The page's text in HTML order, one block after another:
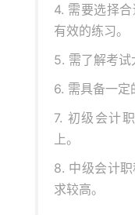
4. 需要选择
有效的练习。
5. 需了解考试
6. 需具备一定
7. 初级会计
上。
8. 中级会计
求较高。